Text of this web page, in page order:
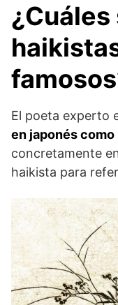
¿Cuáles
El poeta experto
en japonés como
concretamente
haikista para